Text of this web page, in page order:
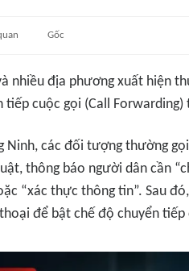
Gốc
nhiều địa phương xuất hiện
tiếp cuộc gọi (Call
Ninh, các đối tượng thường
thông báo người dân cần
“xác thực thông tin”. Sau
để bật chế độ chuyển tiếp